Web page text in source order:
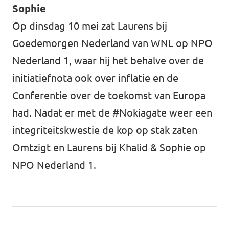
Sophie
Op dinsdag 10 mei zat Laurens bij
Goedemorgen Nederland van WNL op NPO
Nederland 1, waar hij het behalve over de
initiatiefnota ook over inflatie en de
Conferentie over de toekomst van Europa
had. Nadat er met de #Nokiagate weer een
integriteitskwestie de kop op stak zaten
Omtzigt en Laurens bij Khalid & Sophie op
NPO Nederland 1.